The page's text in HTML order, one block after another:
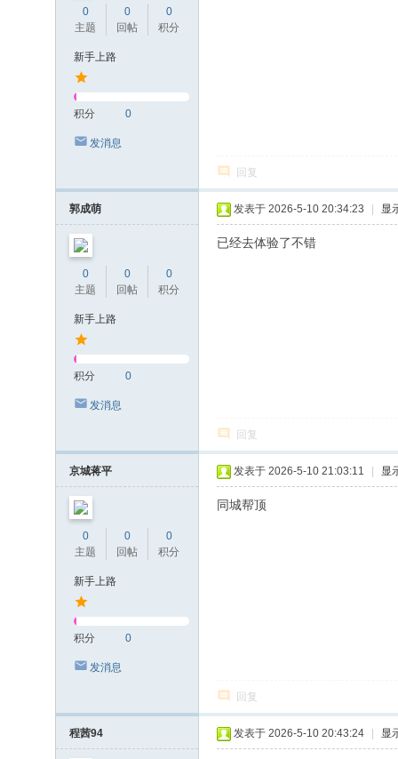
0
主题
0
回帖
0
积分
新手上路
积分 0
发消息
回复
郭成萌
0
主题
0
回帖
0
积分
新手上路
积分 0
发消息
发表于 2026-5-10 20:34:23 显
已经去体验了不错
回复
京城蒋平
0
主题
0
回帖
0
积分
新手上路
积分 0
发消息
发表于 2026-5-10 21:03:11 显
同城帮顶
回复
程茜94 发表于 2026-5-10 20:43:24 显